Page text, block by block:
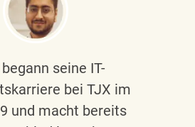
seine IT-
bei TJX im
und macht bereits